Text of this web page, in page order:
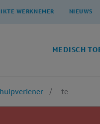
WERKNEMER NIEUWS
MEDISCH
te